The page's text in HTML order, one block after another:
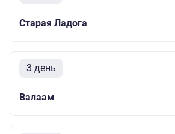
Старая Ладога
3 день
Валаам